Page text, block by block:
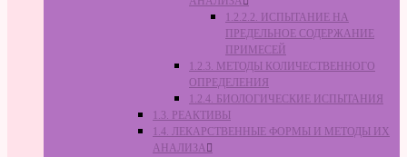
1.2.2.2. ИСПЫТАНИЕ НА
ПРЕДЕЛЬНОЕ СОДЕРЖАНИЕ
ПРИМЕСЕЙ
1.2.3. МЕТОДЫ КОЛИЧЕСТВЕННОГО
ОПРЕДЕЛЕНИЯ
1.2.4. БИОЛОГИЧЕСКИЕ ИСПЫТАНИЯ
1.3. РЕАКТИВЫ
1.4. ЛЕКАРСТВЕННЫЕ ФОРМЫ И МЕТОДЫ ИХ
АНАЛИЗА